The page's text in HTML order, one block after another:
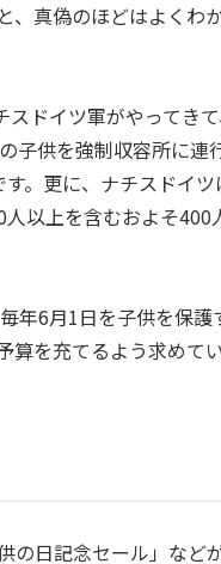
、真偽のほどはよくわ
スドイツ軍がやってきて
子供を強制収容所に連
。更に、ナチスドイツ
人以上を含むおよそ400
年6月1日を子供を保護
算を充てるよう求めて
の日記念セール」など